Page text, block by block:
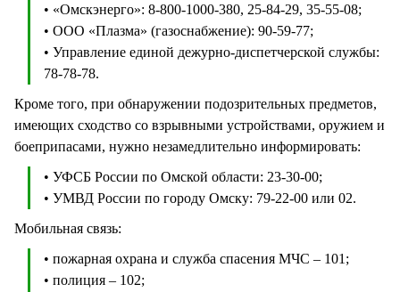
• «Омскэнерго»: 8-800-1000-380, 25-84-29, 35-55-08;
• ООО «Плазма» (газоснабжение): 90-59-77;
• Управление единой дежурно-диспетчерской службы:
78-78-78.
Кроме того, при обнаружении подозрительных предметов,
имеющих сходство со взрывными устройствами, оружием и
боеприпасами, нужно незамедлительно информировать:
• УФСБ России по Омской области: 23-30-00;
• УМВД России по городу Омску: 79-22-00 или 02.
Мобильная связь:
• пожарная охрана и служба спасения МЧС – 101;
• полиция – 102;